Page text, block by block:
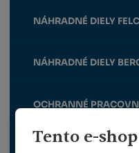
Tento e-
NÁHRADNÉ DIELY
NÁHRADNÉ DIELY
OCHRANNÉ
VRÚBĽOVACIE